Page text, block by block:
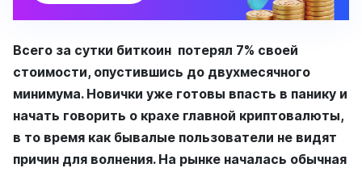
Всего за сутки биткоин потерял 7% своей
стоимости, опустившись до двухмесячного
минимума. Новички уже готовы впасть в панику и
начать говорить о крахе главной криптовалюты,
в то время как бывалые пользователи не видят
причин для волнения. На рынке началась обычная